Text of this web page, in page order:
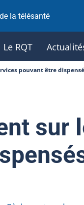
la télésanté
Le RQT
pouvant être
sur